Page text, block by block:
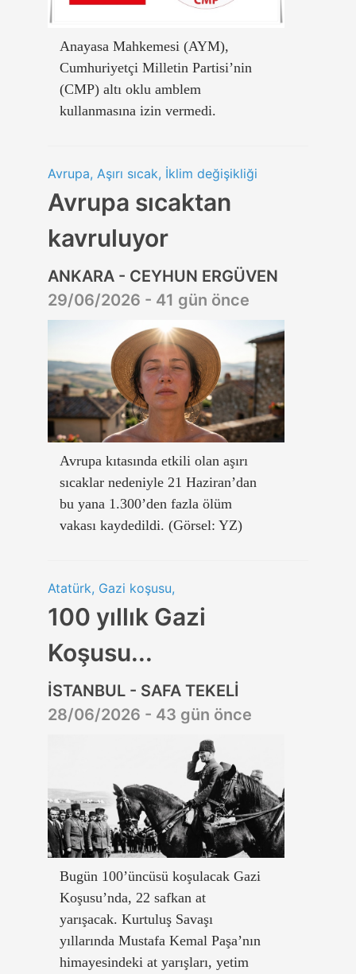
Anayasa Mahkemesi (AYM),
Cumhuriyetçi Milletin Partisi’nin
(CMP) altı oklu amblem
kullanmasına izin vermedi.
Avrupa, Aşırı sıcak, İklim değişikliği
Avrupa sıcaktan
kavruluyor
ANKARA - CEYHUN ERGÜVEN
29/06/2026 - 41 gün önce
Avrupa kıtasında etkili olan aşırı
sıcaklar nedeniyle 21 Haziran’dan
bu yana 1.300’den fazla ölüm
vakası kaydedildi. (Görsel: YZ)
Atatürk, Gazi koşusu,
100 yıllık Gazi
Koşusu...
İSTANBUL - SAFA TEKELİ
28/06/2026 - 43 gün önce
Bugün 100’üncüsü koşulacak Gazi
Koşusu’nda, 22 safkan at
yarışacak. Kurtuluş Savaşı
yıllarında Mustafa Kemal Paşa’nın
himayesindeki at yarışları, yetim